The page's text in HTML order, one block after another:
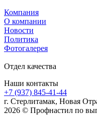
Компания
О компании
Новости
Политика
Фотогалерея
Отдел качества
Наши контакты
+7 (937) 845-41-44
г. Стерлитамак, Новая
2026 © Профнастил по